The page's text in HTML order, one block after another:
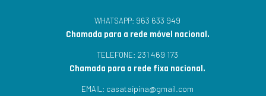
WHATSAPP: 963 633 949
Chamada para a rede móvel nacional.
TELEFONE: 231 469 173
Chamada para a rede fixa nacional.
EMAIL: casataipina@gmail.com